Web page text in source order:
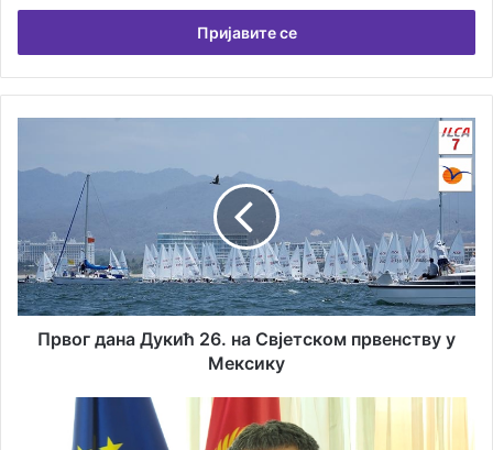
емаил
Дукић
Свјетском
првенству
у
Мексику
Првог дана Дукић 26. на Свјетском првенству у
Мексику
Дамјановић: